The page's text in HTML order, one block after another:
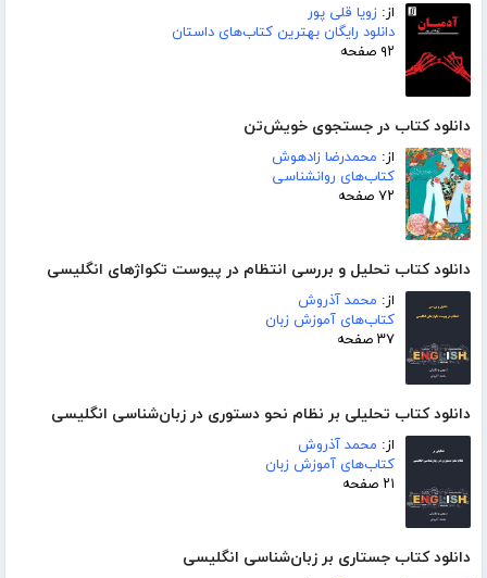
از: زویا قلی پور
دانلود رایگان بهترین کتاب‌های داستان
۹۲ صفحه
دانلود کتاب در جستجوی خویش‌تن
از: محمدرضا زادهوش
کتاب‌های روانشناسی
۷۲ صفحه
دانلود کتاب تحلیل و بررسی انتظام در پیوست تکواژهای انگلیسی
از: محمد آذروش
کتاب‌های آموزش زبان
۳۷ صفحه
دانلود کتاب تحلیلی بر نظام نحو دستوری در زبان‌شناسی انگلیسی
از: محمد آذروش
کتاب‌های آموزش زبان
۲۱ صفحه
دانلود کتاب جستاری بر زبان‌شناسی انگلیسی